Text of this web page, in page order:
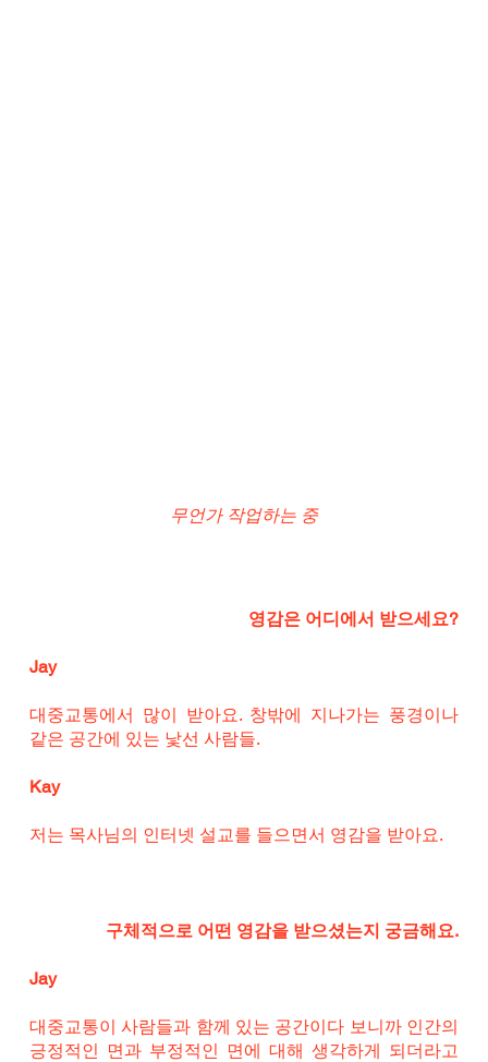
무언가 작업하는 중
영감은 어디에서 받으세요?
Jay
대중교통에서 많이 받아요. 창밖에 지나가는 풍경이나
같은 공간에 있는 낯선 사람들.
Kay
저는 목사님의 인터넷 설교를 들으면서 영감을 받아요.
구체적으로 어떤 영감을 받으셨는지 궁금해요.
Jay
대중교통이 사람들과 함께 있는 공간이다 보니까 인간의
긍정적인 면과 부정적인 면에 대해 생각하게 되더라고